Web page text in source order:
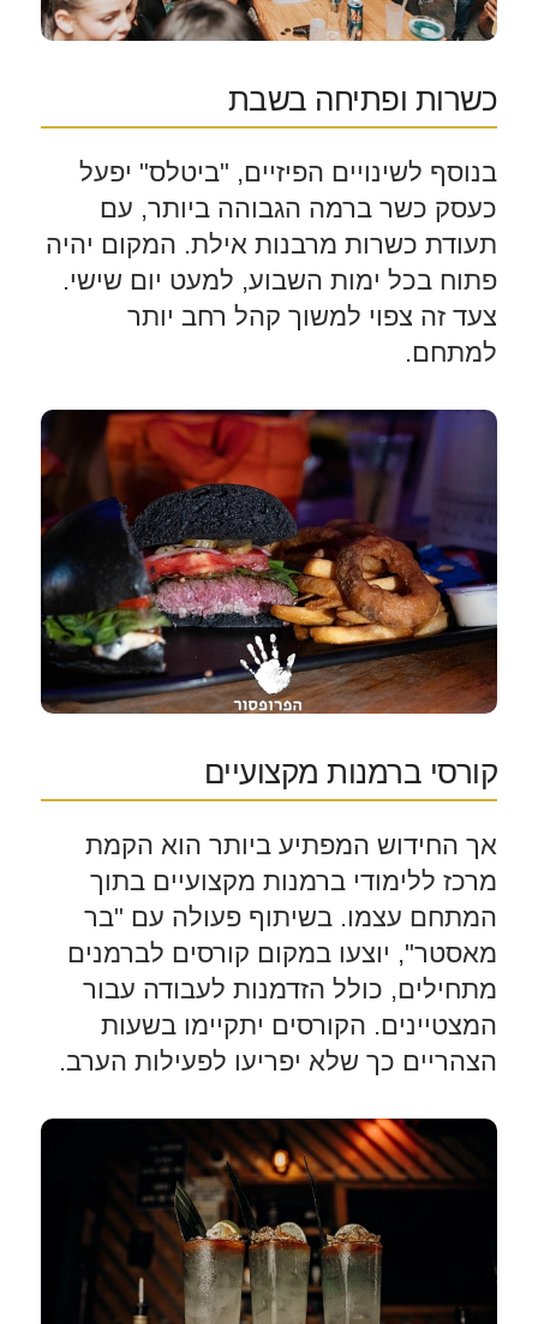
כשרות ופתיחה בשבת
בנוסף לשינויים הפיזיים, "ביטלס" יפעל
כעסק כשר ברמה הגבוהה ביותר, עם
תעודת כשרות מרבנות אילת. המקום יהיה
פתוח בכל ימות השבוע, למעט יום שישי.
צעד זה צפוי למשוך קהל רחב יותר
למתחם.
קורסי ברמנות מקצועיים
אך החידוש המפתיע ביותר הוא הקמת
מרכז ללימודי ברמנות מקצועיים בתוך
המתחם עצמו. בשיתוף פעולה עם "בר
מאסטר", יוצעו במקום קורסים לברמנים
מתחילים, כולל הזדמנות לעבודה עבור
המצטיינים. הקורסים יתקיימו בשעות
הצהריים כך שלא יפריעו לפעילות הערב.